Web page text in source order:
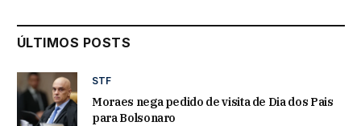
ÚLTIMOS POSTS
STF
Moraes nega pedido de visita de Dia dos Pais
para Bolsonaro